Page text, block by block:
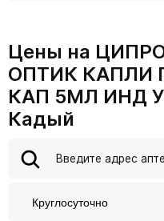
Цены на
ОПТИК КАПЛИ
КАП 5МЛ ИНД
Кадый
Круглосуточно